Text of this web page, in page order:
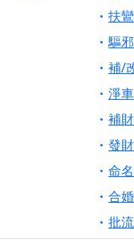
扶
驅
補/
淨車
補
發
命
合
批